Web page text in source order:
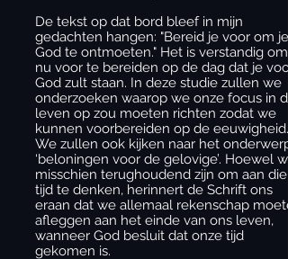
De tekst op dat bord bleef in mijn
gedachten hangen: "Bereid je voor om je
God te ontmoeten." Het is verstandig om
nu voor te bereiden op de dag dat je voor
God zult staan. In deze studie zullen we
onderzoeken waarop we onze focus in dit
leven op zou moeten richten zodat we
kunnen voorbereiden op de eeuwigheid.
We zullen ook kijken naar het onderwerp
‘beloningen voor de gelovige’. Hoewel we
misschien terughoudend zijn om aan die
tijd te denken, herinnert de Schrift ons
eraan dat we allemaal rekenschap
afleggen aan het einde van ons leven,
wanneer God besluit dat onze tijd
gekomen is.